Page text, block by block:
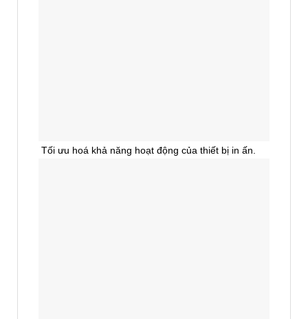
Tối ưu hoá khả năng hoạt động của thiết bị in ấn.